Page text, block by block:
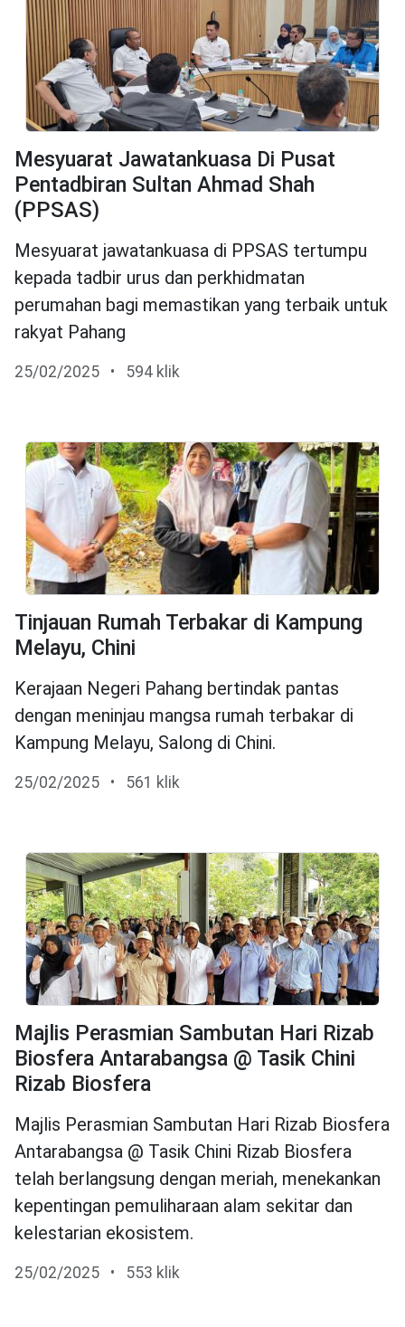
Mesyuarat Jawatankuasa Di Pusat
Pentadbiran Sultan Ahmad Shah
(PPSAS)
Mesyuarat jawatankuasa di PPSAS tertumpu
kepada tadbir urus dan perkhidmatan
perumahan bagi memastikan yang terbaik untuk
rakyat Pahang
25/02/2025 • 594 klik
Tinjauan Rumah Terbakar di Kampung
Melayu, Chini
Kerajaan Negeri Pahang bertindak pantas
dengan meninjau mangsa rumah terbakar di
Kampung Melayu, Salong di Chini.
25/02/2025 • 561 klik
Majlis Perasmian Sambutan Hari Rizab
Biosfera Antarabangsa @ Tasik Chini
Rizab Biosfera
Majlis Perasmian Sambutan Hari Rizab Biosfera
Antarabangsa @ Tasik Chini Rizab Biosfera
telah berlangsung dengan meriah, menekankan
kepentingan pemuliharaan alam sekitar dan
kelestarian ekosistem.
25/02/2025 • 553 klik